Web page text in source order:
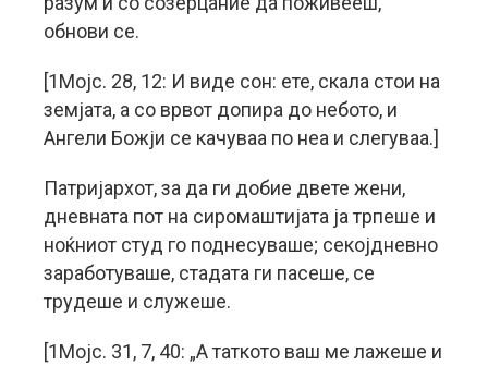
обнови се.
[1Мојс. 28, 12: И виде сон: ете, скала стои на
земјата, а со врвот допира до небото, и
Ангели Божји се качуваа по неа и слегуваа.]
Патријархот, за да ги добие двете жени,
дневната пот на сиромаштијата ја трпеше и
ноќниот студ го поднесуваше; секојдневно
заработуваше, стадата ги пасеше, се
трудеше и служеше.
[1Мојс. 31, 7, 40: „А таткото ваш ме лажеше и